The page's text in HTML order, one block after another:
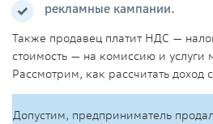
рекламные кампании.
Также продавец платит НДС —
стоимость — на комиссию и услуги
Рассмотрим, как рассчитать доход
Допустим, предприниматель